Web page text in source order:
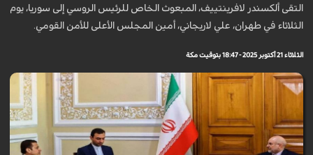
التقى ألكسندر لافرينتييف، المبعوث الخاص للرئيس الروسي إلى سوريا، يوم
الثلاثاء في طهران، علي لاريجاني، أمين المجلس الأعلى للأمن القومي.
الثلاثاء 21 أكتوبر 2025 - 18:47 بتوقيت مكة